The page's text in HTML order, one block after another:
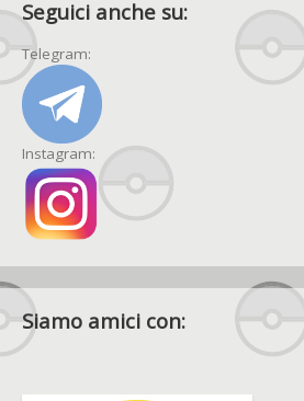
Seguici anche su:
Telegram:
Instagram:
Siamo amici con: